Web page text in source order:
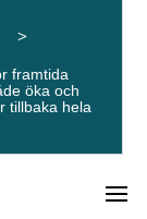
framtida
öka och
tillbaka hela